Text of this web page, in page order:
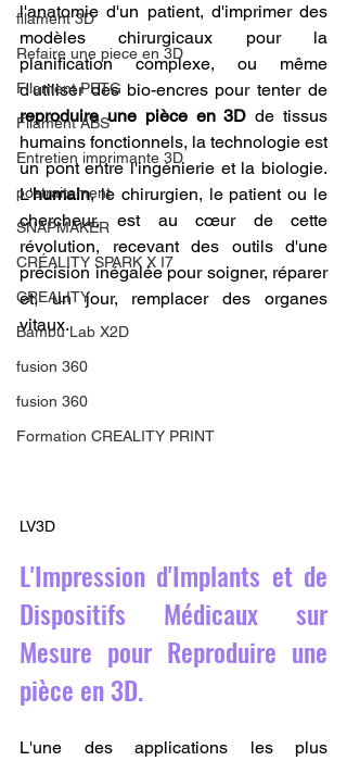
filament 3D
Refaire une piece en 3D
Filament PETG
Filament ABS
Entretien imprimante 3D
postraitement
SNAPMAKER
CRÉALITY SPARK X I7
CREALITY
Bambu Lab X2D
fusion 360
fusion 360
Formation CREALITY PRINT
l'anatomie d'un patient, d'imprimer des
modèles chirurgicaux pour la
planification complexe, ou même
reproduire une pièce en 3D de tissus
humains fonctionnels, la technologie est
un pont entre l'ingénierie et la biologie.
L'humain, le chirurgien, le patient ou le
chercheur, est au cœur de cette
révolution, recevant des outils d'une
précision inégalée pour soigner, réparer
et, un jour, remplacer des organes
vitaux.
LV3D
L'Impression d'Implants et de
Dispositifs Médicaux sur
Mesure pour Reproduire une
pièce en 3D.
L'une des applications les plus